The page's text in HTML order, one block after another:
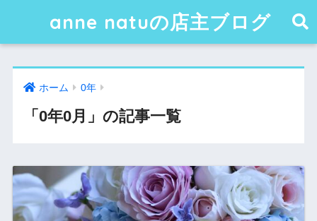
anne natuの店主ブログ
ホーム 0年
「0年0月」の記事一覧